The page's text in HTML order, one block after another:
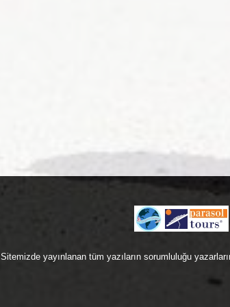
Sitemizde yayınlanan tüm yazıların sorumluluğu